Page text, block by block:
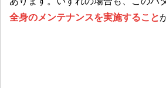
全身のメンテナンスを実施すること